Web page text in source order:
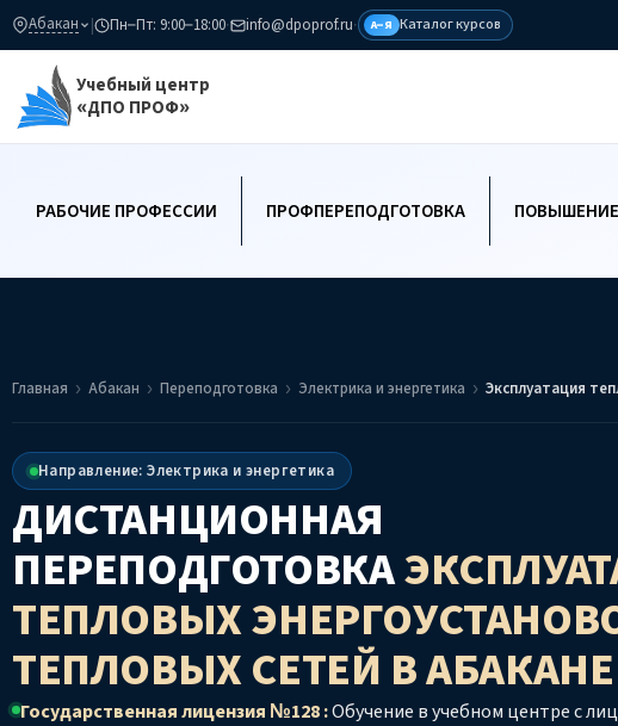
Абакан | Пн–Пт: 9:00–18:00· info@dpoprof.ru· А–Я Каталог курсов
Учебный центр
«ДПО ПРОФ»
РАБОЧИЕ ПРОФЕССИИ ПРОФПЕРЕПОДГОТОВКА
Главная Абакан Переподготовка Электрика и энергетика Эксплуатация
Направление: Электрика и энергетика
ДИСТАНЦИОННАЯ
ПЕРЕПОДГОТОВКА
ТЕПЛОВЫХ
ТЕПЛОВЫХ СЕТЕЙ В АБАКАНЕ
Государственная лицензия №128 :Обучение в учебном центре с